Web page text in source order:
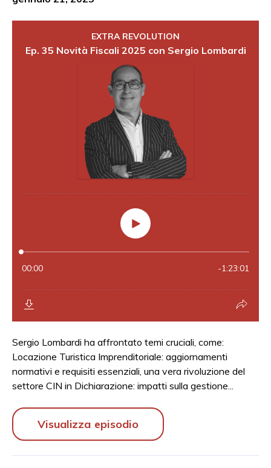
Sergio Lombardi ha affrontato temi cruciali, come:
Locazione Turistica Imprenditoriale: aggiornamenti
normativi e requisiti essenziali, una vera rivoluzione del
settore CIN in Dichiarazione: impatti sulla gestione...
Visualizza episodio